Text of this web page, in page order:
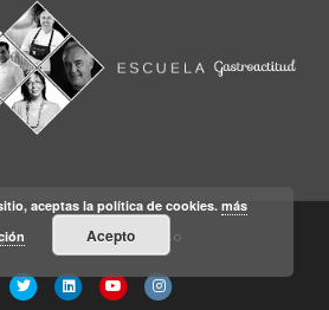
Condiciones de Uso
TwitterLinkedinYoutubeInstagram
aceptas la política de cookies.más
Acepto